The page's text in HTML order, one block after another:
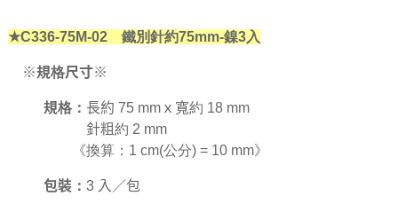
★C336-75M-02 鐵別針約75mm-鎳3入
※規格尺寸※
規格： 長約 75 mmｘ寬約 18 mm
針粗約 2 mm
《換算：1 cm(公分) = 10 mm》
包裝： 3 入／包